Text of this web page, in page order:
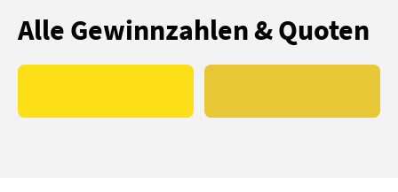
Alle Gewinnzahlen & Quoten